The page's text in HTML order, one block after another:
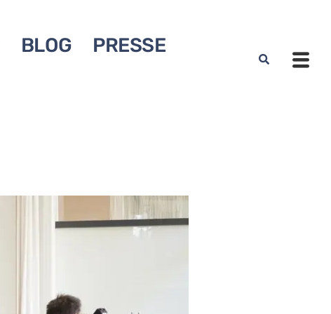
BLOG
PRESSE